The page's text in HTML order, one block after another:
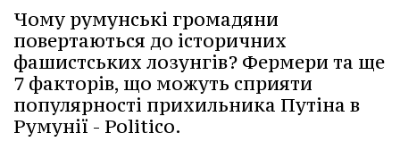
Чому румунські громадяни
повертаються до історичних
фашистських лозунгів? Фермери та ще
7 факторів, що можуть сприяти
популярності прихильника Путіна в
Румунії - Politico.